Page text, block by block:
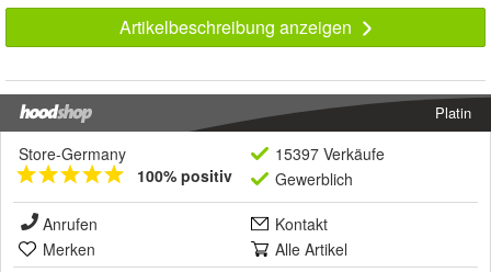
Artikelbeschreibung anzeigen
Platin
Store-Germany
100% positiv
15397 Verkäufe
Gewerblich
Anrufen
Kontakt
Merken
Alle Artikel